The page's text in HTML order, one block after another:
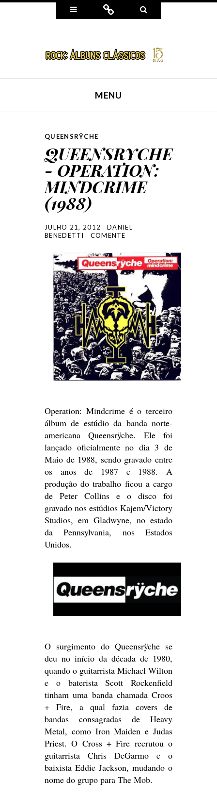
Widgets Connect
MENU
QUEENSRŸCHE
QUEENSRYCHE
- OPERATION:
MINDCRIME
(1988)
JULHO 21, 2012
DANIEL
BENEDETTI
COMENTE
Operation: Mindcrime é o terceiro
álbum de estúdio da banda norte-
americana Queensrÿche. Ele foi
lançado oficialmente no dia 3 de
Maio de 1988, sendo gravado entre
os anos de 1987 e 1988. A
produção do trabalho ficou a cargo
de Peter Collins e o disco foi
gravado nos estúdios Kajem/Victory
Studios, em Gladwyne, no estado
da Pennsylvania, nos Estados
Unidos.
O surgimento do Queensrÿche se
deu no início da década de 1980,
quando o guitarrista Michael Wilton
e o baterista Scott Rockenfield
tinham uma banda chamada Croos
+ Fire, a qual fazia covers de
bandas consagradas de Heavy
Metal, como Iron Maiden e Judas
Priest. O Cross + Fire recrutou o
guitarrista Chris DeGarmo e o
baixista Eddie Jackson, mudando o
nome do grupo para The Mob.